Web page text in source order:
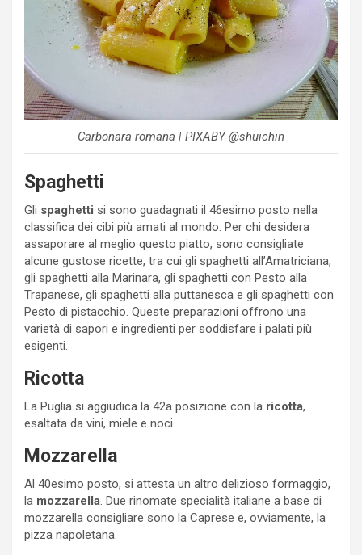
Carbonara romana | PIXABY @shuichin
Spaghetti
Gli spaghetti si sono guadagnati il 46esimo posto nella
classifica dei cibi più amati al mondo. Per chi desidera
assaporare al meglio questo piatto, sono consigliate
alcune gustose ricette, tra cui gli spaghetti all’Amatriciana,
gli spaghetti alla Marinara, gli spaghetti con Pesto alla
Trapanese, gli spaghetti alla puttanesca e gli spaghetti con
Pesto di pistacchio. Queste preparazioni offrono una
varietà di sapori e ingredienti per soddisfare i palati più
esigenti.
Ricotta
La Puglia si aggiudica la 42a posizione con la ricotta,
esaltata da vini, miele e noci.
Mozzarella
Al 40esimo posto, si attesta un altro delizioso formaggio,
la mozzarella. Due rinomate specialità italiane a base di
mozzarella consigliare sono la Caprese e, ovviamente, la
pizza napoletana.